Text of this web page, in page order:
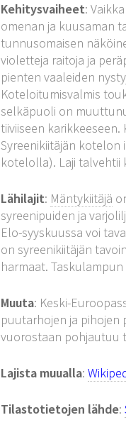
Kehitysvaiheet:
omenan ja kuusaman
tunnusomaisen
violetteja raitoja ja
pienten vaaleiden
Koteloitumisvalmis
selkäpuoli on
tiiviiseen
Syreenikiitäjän
kotelolla). Laji talvehtii
Lähilajit: Mäntykiitäjä
syreenipuiden ja
Elo-syyskuussa voi
on syreenikiitäjän
harmaat.
Muuta: Keski-
puutarhojen ja pihojen
vuorostaan pohjautuu
Lajista muualla:
Tilastotietojen lähde: